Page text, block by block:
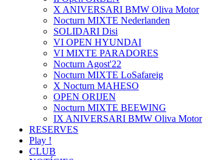
X ANIVERSARI BMW Oliva Motor
Nocturn MIXTE Nederlanden
SOLIDARI Disi
VI OPEN HYUNDAI
VI MIXTE PARADORES
Nocturn Agost'22
Nocturn MIXTE LoSafareig
X Nocturn MAHESO
OPEN ORIJEN
Nocturn MIXTE BEEWING
IX ANIVERSARI BMW Oliva Motor
RESERVES
Play !
CLUB